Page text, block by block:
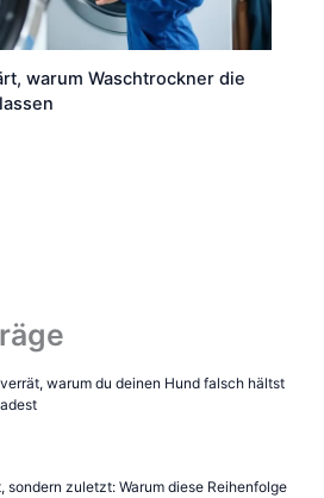
warum Waschtrockner die
warum du deinen Hund falsch hältst
sondern zuletzt: Warum diese Reihenfolge